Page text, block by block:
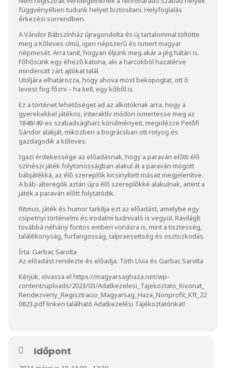
függvényében tudunk helyet biztosítani. Helyfoglalás
érkezési sorrendben.
A Vándor Bábszínház újragondolta és új tartalommal töltötte
meg a Kőleves című, igen népszerű és ismert magyar
népmesét. Arra tanít, hogyan éljünk meg akár a jég hátán is.
Főhősünk egy éhező katona, aki a harcokból hazatérve
mindenütt zárt ajtókat talál.
Utoljára elhatározza, hogy ahova most bekopogtat, ott ő
levest fog főzni – ha kell, egy kőből is.
Ez a történet lehetőséget ad az alkotóknak arra, hogy a
gyerekekkel játékos, interaktív módon ismertesse meg az
1848/49-es szabadságharc körülményeit, megidézze Petőfi
Sándor alakját, miközben a bográcsban ott rotyog és
gazdagodik a kőleves.
Igazi érdekessége az előadásnak, hogy a paraván előtti élő
színészi játék folytonosságban alakul át a paraván mögött
bábjátékká, az élő szereplők kicsinyített másait megjelenítve.
A báb-alteregók aztán újra élő szereplőkké alakulnak, amint a
játék a paraván előtt folytatódik.
Ritmus, játék és humor tarkítja ezt az előadást, amelybe egy
csipetnyi történelmi és irodalmi tudnivaló is vegyül. Rávilágít
továbbá néhány fontos emberi vonásra is, mint a tisztesség,
találékonyság, furfangosság, talpraesettség és osztozkodás.
Írta: Garbac Sarolta
Az előadást rendezte és előadja: Tóth Lívia és Garbac Sarolta
Kérjük, olvassa el https://magyarsaghaza.net/wp-
content/uploads/2023/03/Adatkezelesi_Tajekoztato_Kivonat_
Rendezveny_Regisztracio_Magyarsag_Haza_Nonprofit_Kft_22
0823.pdflinken található Adatkezelési Tájékoztatónkat!
Időpont